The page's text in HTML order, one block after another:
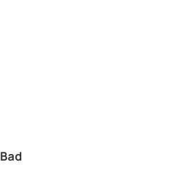
Bad